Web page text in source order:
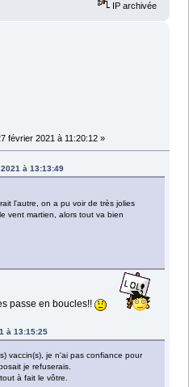
IP archivée
février 2021 à 11:20:12 »
à 13:13:49
l'autre, on a pu voir de très jolies
vent martien, alors tout va bien
passe en boucles!!
à 13:15:25
vaccin(s), je n'ai pas confiance pour
je refuserais.
à fait le vôtre.